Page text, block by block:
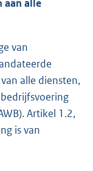
aan alle
van
alle diensten,
Artikel 1.2,
is van